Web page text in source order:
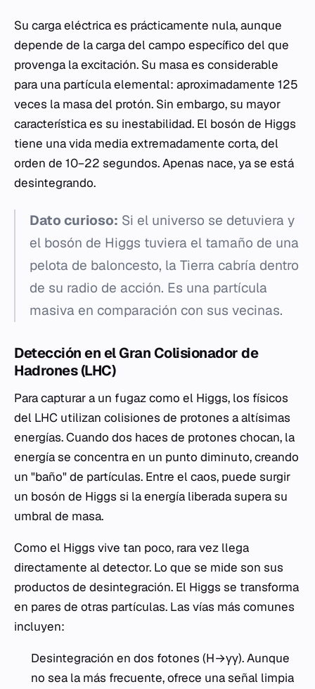
Su carga eléctrica es prácticamente nula, aunque
depende de la carga del campo específico del que
provenga la excitación. Su masa es considerable
para una partícula elemental: aproximadamente 125
veces la masa del protón. Sin embargo, su mayor
característica es su inestabilidad. El bosón de Higgs
tiene una vida media extremadamente corta, del
orden de 10−22 segundos. Apenas nace, ya se está
desintegrando.
Dato curioso: Si el universo se detuviera y
el bosón de Higgs tuviera el tamaño de una
pelota de baloncesto, la Tierra cabría dentro
de su radio de acción. Es una partícula
masiva en comparación con sus vecinas.
Detección en el Gran Colisionador de
Hadrones (LHC)
Para capturar a un fugaz como el Higgs, los físicos
del LHC utilizan colisiones de protones a altísimas
energías. Cuando dos haces de protones chocan, la
energía se concentra en un punto diminuto, creando
un "baño" de partículas. Entre el caos, puede surgir
un bosón de Higgs si la energía liberada supera su
umbral de masa.
Como el Higgs vive tan poco, rara vez llega
directamente al detector. Lo que se mide son sus
productos de desintegración. El Higgs se transforma
en pares de otras partículas. Las vías más comunes
incluyen:
Desintegración en dos fotones (H→γγ). Aunque
no sea la más frecuente, ofrece una señal limpia